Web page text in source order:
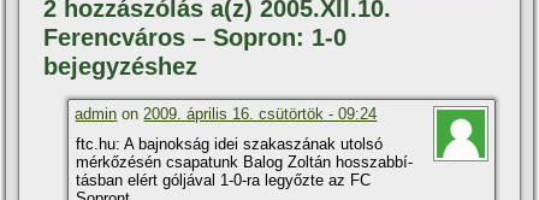
2 hozzászólás a(z) 2005.XII.10.
Ferencváros – Sopron: 1-0
bejegyzéshez
admin on2009. április 16. csütörtök - 09:24
ftc.hu: A bajnokság idei szakaszának utolsó
mérkőzésén csapatunk Balog Zoltán hosszabbí­
tásban elért góljával 1-0-ra legyőzte az FC